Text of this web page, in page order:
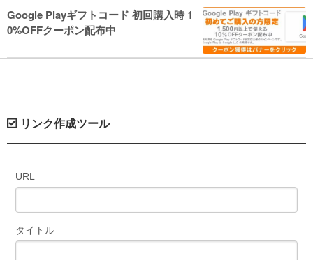
Google Playギフトコード 初回購入時 1
0%OFFクーポン配布中
リンク作成ツール
URL
タイトル